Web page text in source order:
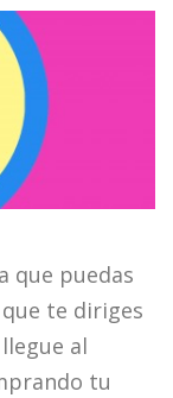
que puedas
te diriges
al
tu